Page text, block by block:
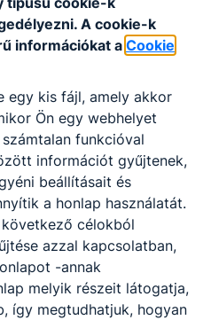
A cookie-k
információkat aCookie
egy kis fájl, amely akkor
Ön egy webhelyet
funkcióval
információt gyűjtenek,
beállításait és
a honlap használatát.
célokból
azzal kapcsolatban,
-annak
melyik részeit látogatja,
így megtudhatjuk, hogyan